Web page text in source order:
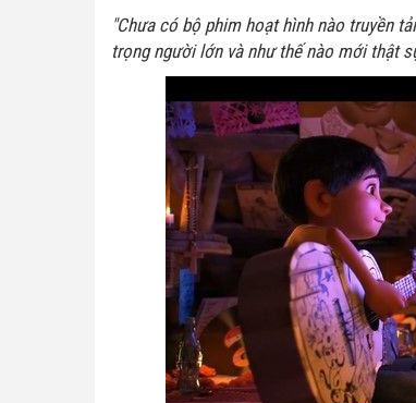
"Chưa có bộ phim hoạt hình nào truyền
trọng người lớn và như thế nào mới thật